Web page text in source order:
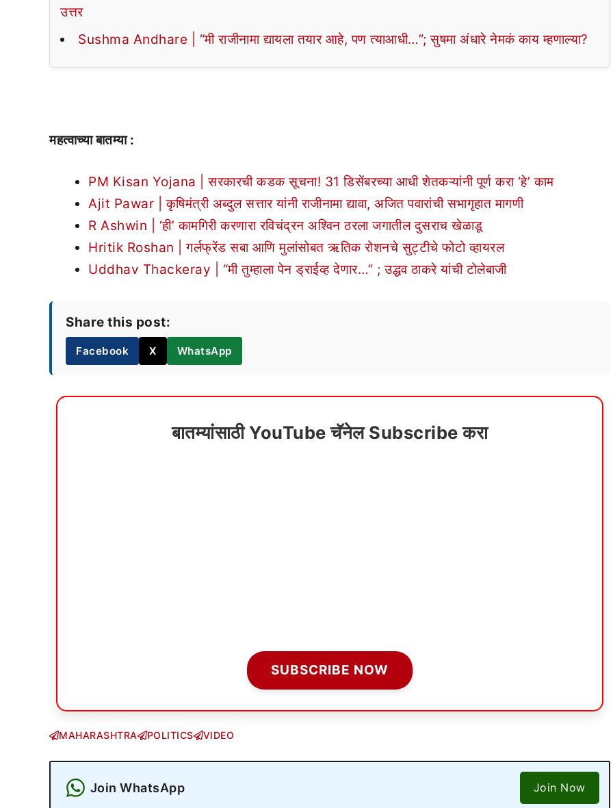
उत्तर
Sushma Andhare | “मी राजीनामा द्यायला तयार आहे, पण त्याआधी…”; सुषमा अंधारे नेमकं काय म्हणाल्या?
महत्वाच्या बातम्या :
PM Kisan Yojana | सरकारची कडक सूचना! 31 डिसेंबरच्या आधी शेतकऱ्यांनी पूर्ण करा ‘हे’ काम
Ajit Pawar | कृषिमंत्री अब्दुल सत्तार यांनी राजीनामा द्यावा, अजित पवारांची सभागृहात मागणी
R Ashwin | ‘ही’ कामगिरी करणारा रविचंद्रन अश्विन ठरला जगातील दुसराच खेळाडू
Hritik Roshan | गर्लफ्रेंड सबा आणि मुलांसोबत ऋतिक रोशनचे सुट्टीचे फोटो व्हायरल
Uddhav Thackeray | “मी तुम्हाला पेन ड्राईव्ह देणार…” ; उद्धव ठाकरे यांची टोलेबाजी
Share this post:
Facebook X WhatsApp
बातम्यांसाठी YouTube चॅनेल Subscribe करा
SUBSCRIBE NOW
MAHARASHTRA POLITICS VIDEO
Join WhatsApp Join Now